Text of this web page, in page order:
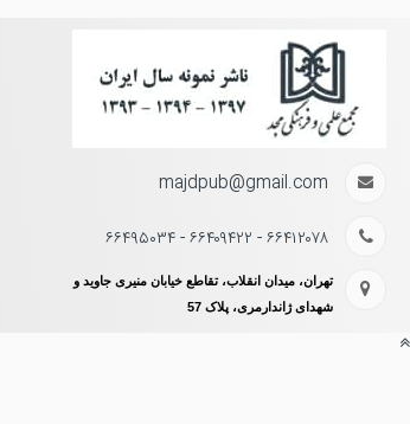
majdpub@gmail.com
۶۶۴۱۲۰۷۸ - ۶۶۴۰۹۴۲۲ - ۶۶۴۹۵۰۳۴
تهران، میدان انقلاب، تقاطع خیابان منیری جاوید و
شهدای ژاندارمری، پلاک 57